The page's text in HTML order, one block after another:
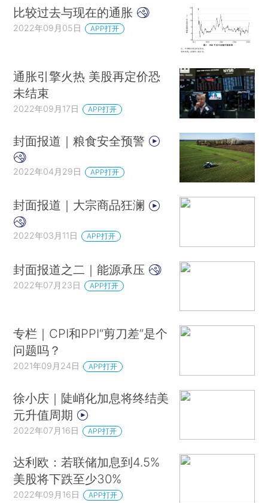
比较过去与现在的通胀
2022年09月05日 APP打开
通胀引擎火热 美股再定价恐
未结束
2022年09月17日 APP打开
封面报道｜粮食安全预警
2022年04月29日 APP打开
封面报道｜大宗商品狂澜
2022年03月11日 APP打开
封面报道之二｜能源承压
2022年07月23日 APP打开
专栏｜CPI和PPI“剪刀差”是个
问题吗？
2021年09月24日 APP打开
徐小庆｜陡峭化加息将终结美
元升值周期
2022年07月16日 APP打开
达利欧：若联储加息到4.5%
美股将下跌至少30%
2022年09月16日 APP打开